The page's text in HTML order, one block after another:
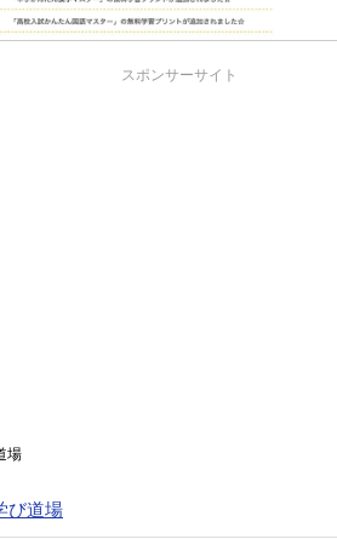
スポンサーサイト
場
び道場